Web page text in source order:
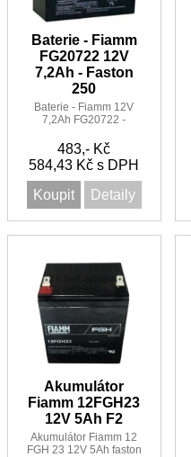
Baterie - Fiamm
FG20722 12V
7,2Ah - Faston
250
Baterie - Fiamm 12V
7,2Ah FG20722 -
483,- Kč
584,43 Kč s DPH
Koupit
Detaily
Akumulátor
Fiamm 12FGH23
12V 5Ah F2
Akumulátor Fiamm 12
FGH 23 12V 5Ah faston